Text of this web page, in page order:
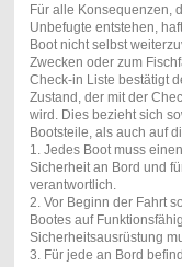
Für alle Konsequenzen,
Unbefugte entstehen,
Boot nicht selbst
Zwecken oder zum
Check-in Liste bestätigt
Zustand, der mit der
wird. Dies bezieht sich
Bootsteile, als auch auf
1. Jedes Boot muss
Sicherheit an Bord und
verantwortlich.
2. Vor Beginn der Fahrt
Bootes auf
Sicherheitsausrüstung
3. Für jede an Bord